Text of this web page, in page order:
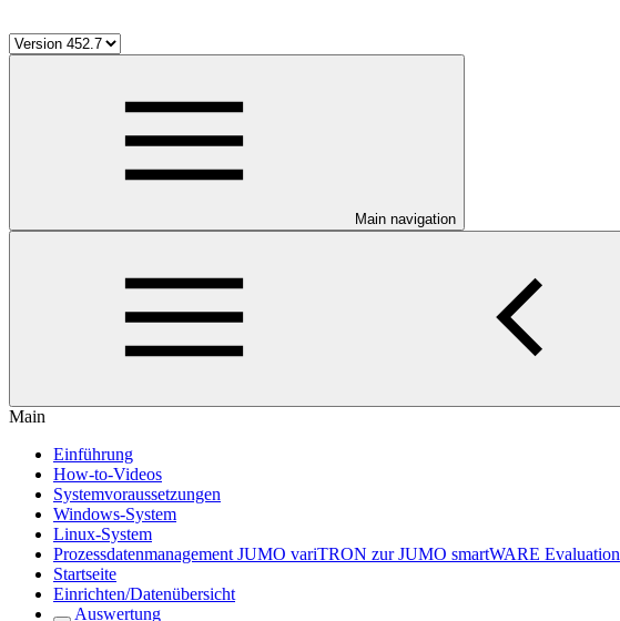
Main navigation
Main
Einführung
How-to-Videos
Systemvoraussetzungen
Windows-System
Linux-System
Prozessdatenmanagement JUMO variTRON zur JUMO smartWARE Evaluation
Startseite
Einrichten/Datenübersicht
Auswertung